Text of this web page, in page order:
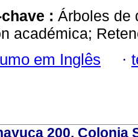
: Árboles de
académica;
em Inglês ·
200, Colonia